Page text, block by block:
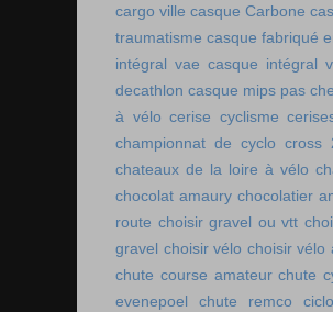
cargo ville casque Carbone
traumatisme casque fabriqué
intégral vae casque intégral
decathlon casque mips pas
à vélo cerise cyclisme
championnat de cyclo cross
chateaux de la loire à vélo
chocolat amaury chocolatier
route choisir gravel ou vtt
gravel choisir vélo choisir vélo
chute course amateur chute
evenepoel
chute remco